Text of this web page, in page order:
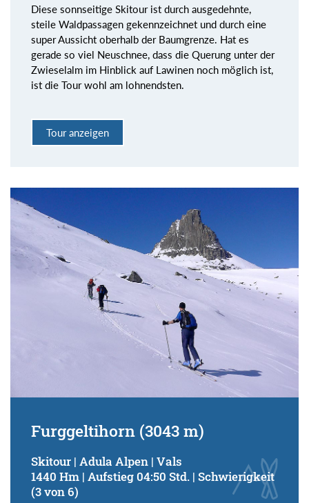
Diese sonnseitige Skitour ist durch ausgedehnte,
steile Waldpassagen gekennzeichnet und durch eine
super Aussicht oberhalb der Baumgrenze. Hat es
gerade so viel Neuschnee, dass die Querung unter der
Zwieselalm im Hinblick auf Lawinen noch möglich ist,
ist die Tour wohl am lohnendsten.
Tour anzeigen
Furggeltihorn (3043 m)
Skitour | Adula Alpen | Vals
1440 Hm | Aufstieg 04:50 Std. | Schwierigkeit
(3 von 6)